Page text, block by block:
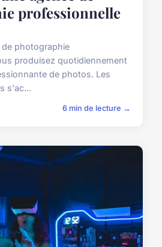
professionnelle
photographie
produisez quotidiennement
de photos. Les
s'ac...
6 min de lecture →